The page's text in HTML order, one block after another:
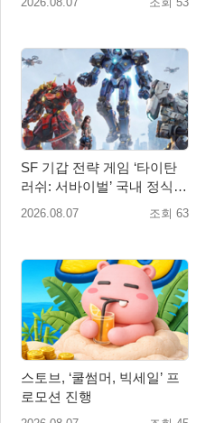
SF 기갑 전략 게임 ‘타이탄
러쉬: 서바이벌’ 국내 정식
출시
2026.08.07 조회 63
스토브, ‘쿨썸머, 빅세일’ 프
로모션 진행